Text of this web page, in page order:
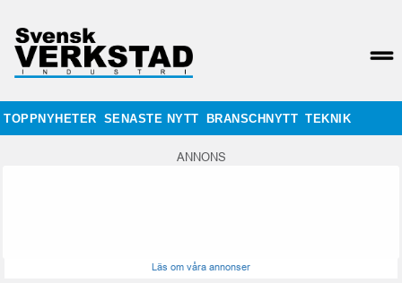
TOPPNYHETER SENASTE NYTT BRANSCHNYTT TEKNIK
ANNONS
Läs om våra annonser